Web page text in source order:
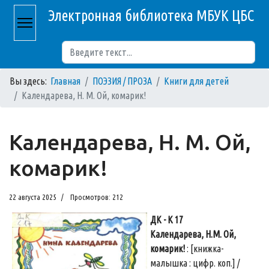
Электронная библиотека МБУК ЦБС
Вы здесь: Главная ПОЭЗИЯ / ПРОЗА
Книги для детей
Календарева, Н. М. Ой, комарик!
Календарева, Н. М. Ой,
комарик!
22 августа 2025 Просмотров: 212
ДК - К 17
Календарева, Н.М. Ой,
комарик!: [книжка-
малышка : цифр. коп.] /